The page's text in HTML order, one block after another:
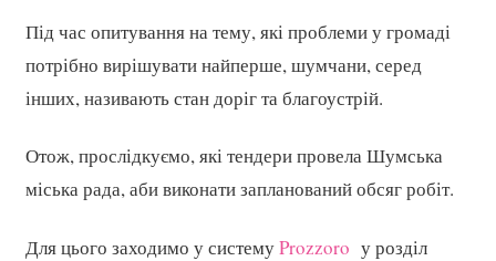
Під час опитування на тему, які проблеми у громаді
потрібно вирішувати найперше, шумчани, серед
інших, називають стан доріг та благоустрій.
Отож, прослідкуємо, які тендери провела Шумська
міська рада, аби виконати запланований обсяг робіт.
Для цього заходимо у системуProzzoro у розділ